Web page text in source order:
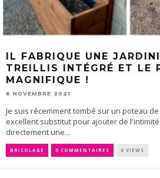
IL FABRIQUE UNE
TREILLIS INTÉGRÉ ET LE
MAGNIFIQUE !
6 NOVEMBRE 2021
Je suis récemment tombé sur un poteau
excellent substitut pour ajouter de
directement une...
BRICOLAGE 0 COMMENTAIRES 0 VIEWS